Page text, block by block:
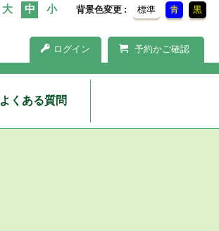
背景色変更 標準 青 黒
ログイン 予約かご確認
よくある質問